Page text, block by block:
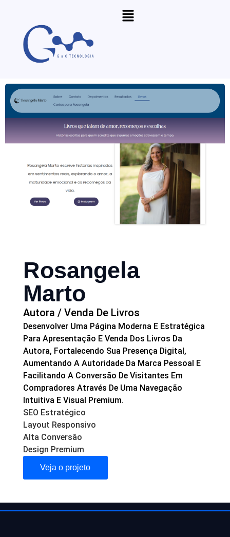
Rosangela
Marto
Autora / Venda De Livros
Desenvolver Uma Página Moderna E Estratégica
Para Apresentação E Venda Dos Livros Da
Autora, Fortalecendo Sua Presença Digital,
Aumentando A Autoridade Da Marca Pessoal E
Facilitando A Conversão De Visitantes Em
Compradores Através De Uma Navegação
Intuitiva E Visual Premium.
SEO Estratégico
Layout Responsivo
Alta Conversão
Design Premium
Veja o projeto